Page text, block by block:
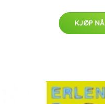
KJØP NÅ